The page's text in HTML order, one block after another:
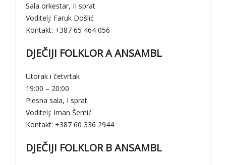
Sala orkestar, II sprat
Voditelj: Faruk Došlić
Kontakt: +387 65 464 056
DJEČIJI FOLKLOR A ANSAMBL
Utorak i četvrtak
19:00 – 20:00
Plesna sala, I sprat
Voditelj: Iman Šemić
Kontakt: +387 60 336 2944
DJEČIJI FOLKLOR B ANSAMBL